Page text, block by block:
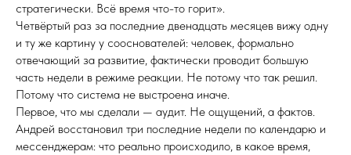
стратегически. Всё время что-то горит».
Четвёртый раз за последние двенадцать месяцев вижу одну
и ту же картину у сооснователей: человек, формально
отвечающий за развитие, фактически проводит большую
часть недели в режиме реакции. Не потому что так решил.
Потому что система не выстроена иначе.
Первое, что мы сделали — аудит. Не ощущений, а фактов.
Андрей восстановил три последние недели по календарю и
мессенджерам: что реально происходило, в какое время,